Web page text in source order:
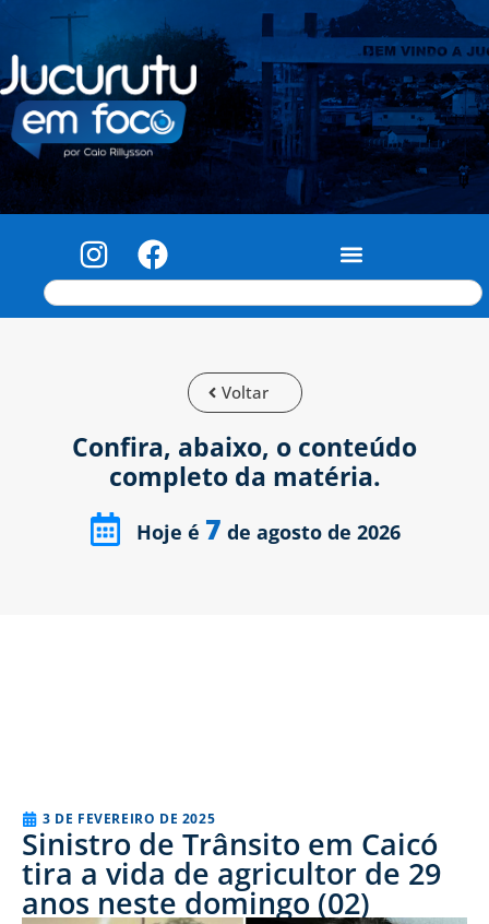
Voltar
Confira, abaixo, o conteúdo
completo da matéria.
Hoje é 7 de agosto de 2026
3 DE FEVEREIRO DE 2025
Sinistro de Trânsito em Caicó
tira a vida de agricultor de 29
anos neste domingo (02)